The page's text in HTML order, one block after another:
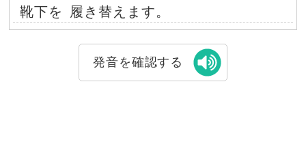
靴下を 履き替えます。
発音を確認する